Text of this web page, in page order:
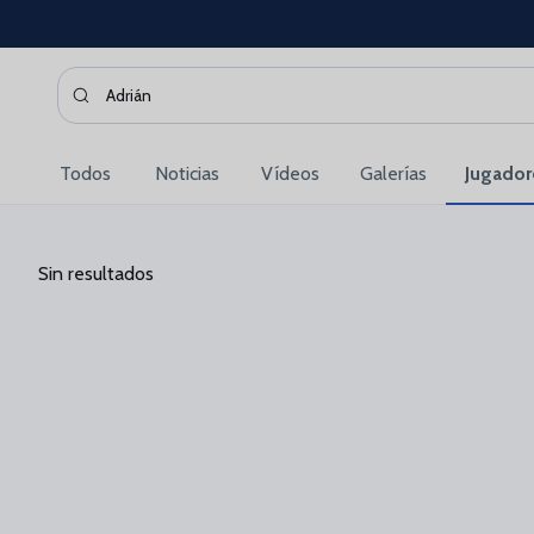
Skip to main content
Introduce tu búsqueda, espera unos instantes y te
Todos Noticias Vídeos Galerías
Sin resultados